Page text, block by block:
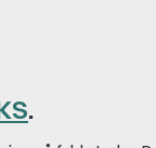
.